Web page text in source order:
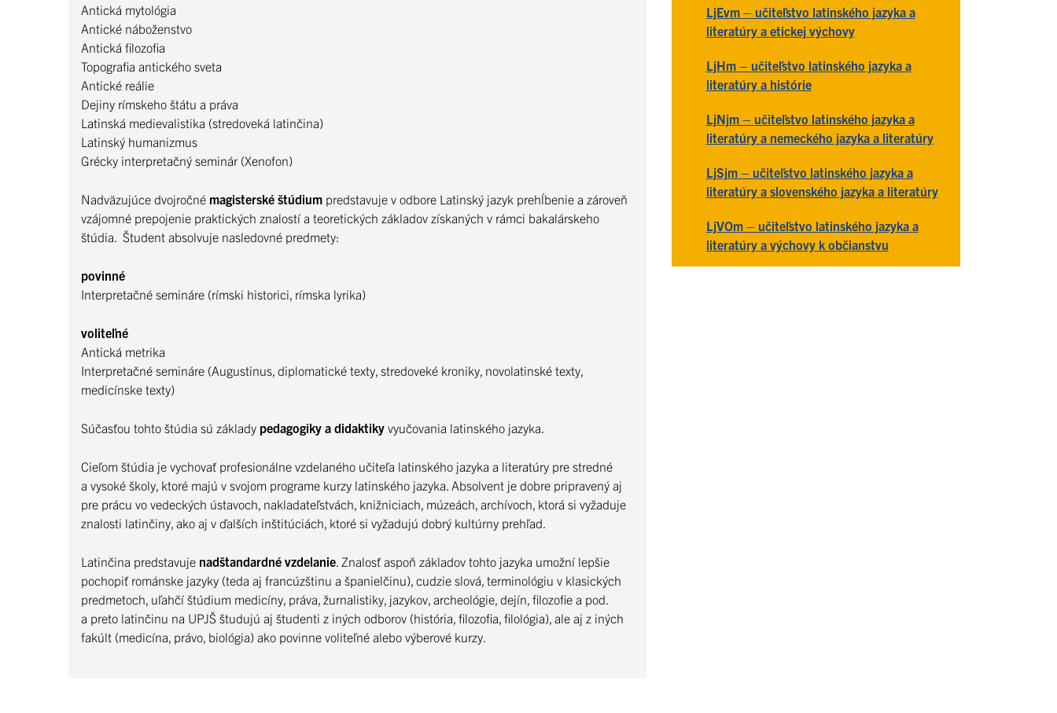
Antická mytológia
Antické náboženstvo
Antická filozofia
Topografia antického sveta
Antické reálie
Dejiny rímskeho štátu a práva
Latinská medievalistika (stredoveká latinčina)
Latinský humanizmus
Grécky interpretačný seminár (Xenofon)
Nadväzujúce dvojročné magisterské štúdium predstavuje v odbore Latinský jazyk prehĺbenie a zároveň
vzájomné prepojenie praktických znalostí a teoretických základov získaných v rámci bakalárskeho
štúdia. Študent absolvuje nasledovné predmety:
povinné
Interpretačné semináre (rímski historici, rímska lyrika)
voliteľné
Antická metrika
Interpretačné semináre (Augustinus, diplomatické texty, stredoveké kroniky, novolatinské texty,
medicínske texty)
Súčasťou tohto štúdia sú základy pedagogiky a didaktiky vyučovania latinského jazyka.
Cieľom štúdia je vychovať profesionálne vzdelaného učiteľa latinského jazyka a literatúry pre stredné
a vysoké školy, ktoré majú v svojom programe kurzy latinského jazyka. Absolvent je dobre pripravený aj
pre prácu vo vedeckých ústavoch, nakladateľstvách, knižniciach, múzeách, archívoch, ktorá si vyžaduje
znalosti latinčiny, ako aj v ďalších inštitúciách, ktoré si vyžadujú dobrý kultúrny prehľad.
Latinčina predstavuje nadštandardné vzdelanie. Znalosť aspoň základov tohto jazyka umožní lepšie
pochopiť románske jazyky (teda aj francúzštinu a španielčinu), cudzie slová, terminológiu v klasických
predmetoch, uľahčí štúdium medicíny, práva, žurnalistiky, jazykov, archeológie, dejín, filozofie a pod.
a preto latinčinu na UPJŠ študujú aj študenti z iných odborov (história, filozofia, filológia), ale aj z iných
fakúlt (medicína, právo, biológia) ako povinne voliteľné alebo výberové kurzy.
LjEvm – učiteľstvo latinského jazyka a
literatúry a etickej výchovy
LjHm – učiteľstvo latinského jazyka a
literatúry a histórie
LjNjm – učiteľstvo latinského jazyka a
literatúry a nemeckého jazyka a literatúry
LjSjm – učiteľstvo latinského jazyka a
literatúry a slovenského jazyka a literatúry
LjVOm – učiteľstvo latinského jazyka a
literatúry a výchovy k občianstvu